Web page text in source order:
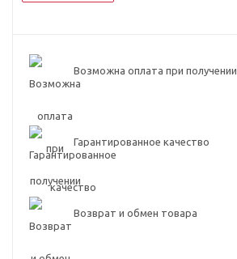
Возможна оплата при получении
Гарантированное качество
Возврат и обмен товара